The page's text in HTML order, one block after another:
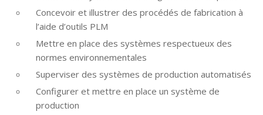
Concevoir et illustrer des procédés de fabrication à
l’aide d’outils PLM
Mettre en place des systèmes respectueux des
normes environnementales
Superviser des systèmes de production automatisés
Configurer et mettre en place un système de
production